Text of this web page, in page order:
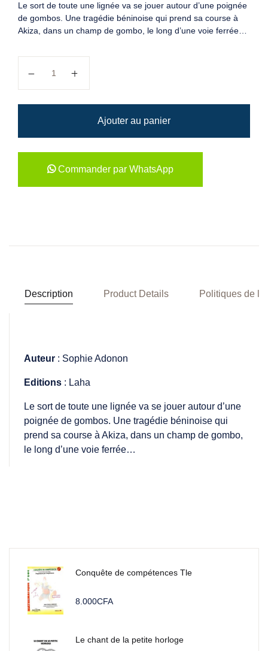
Le sort de toute une lignée va se jouer autour d’une poignée
de gombos. Une tragédie béninoise qui prend sa course à
Akiza, dans un champ de gombo, le long d’une voie ferrée…
Ajouter au panier
Commander par WhatsApp
Description Product Details Politiques de la
Auteur : Sophie Adonon
Editions : Laha
Le sort de toute une lignée va se jouer autour d’une
poignée de gombos. Une tragédie béninoise qui
prend sa course à Akiza, dans un champ de gombo,
le long d’une voie ferrée…
Conquête de compétences Tle
8.000CFA
Le chant de la petite horloge